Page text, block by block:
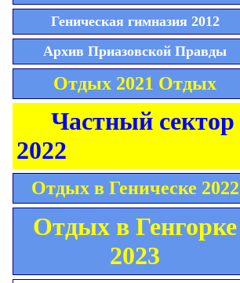
Геническая гимназия 2012
Архив Приазовской Правды
Отдых 2021 Отдых
Частный сектор
2022
Отдых в Геническе 2022
Отдых в Генгорке
2023